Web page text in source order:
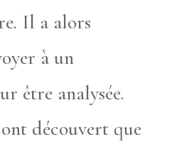
Il a alors
à un
être analysée.
découvert que